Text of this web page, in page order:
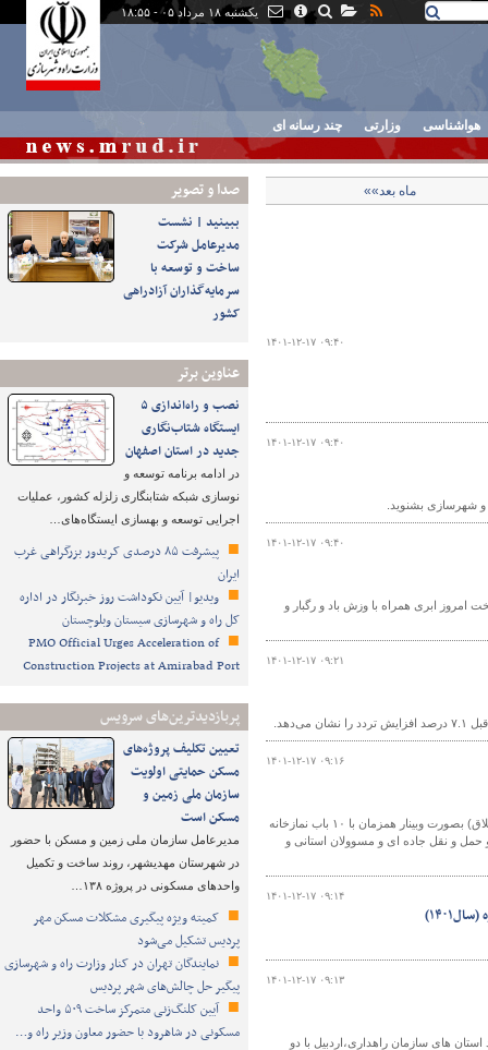
یکشنبه ۱۸ مرداد ۰۵ - ۱۸:۵۵
هواشناسی وزارتی چند رسانه ای
صدا و تصوير
ببینید | نشست
مدیرعامل شرکت
ساخت و توسعه با
سرمایه‌گذاران آزادراهی
کشور
عناوین برتر
نصب و راه‌اندازی ۵
ایستگاه شتاب‌نگاری
جدید در استان اصفهان
در ادامه برنامه توسعه و
نوسازی شبکه شتابنگاری زلزله کشور، عملیات
اجرایی توسعه و بهسازی ایستگاه‌های…
پیشرفت ۸۵ درصدی کریدور بزرگراهی غرب
ایران
ویدیو| آیین نکوداشت روز خبرنگار در اداره
کل راه و شهرسازی سیستان وبلوچستان
PMO Official Urges Acceleration of
Construction Projects at Amirabad Port
پربازدیدترین‌های سرویس
تعیین تکلیف پروژه‌های
مسکن حمایتی اولویت
سازمان ملی زمین و
مسکن است
مدیرعامل سازمان ملی زمین و مسکن با حضور
در شهرستان مهدیشهر، روند ساخت و تکمیل
واحدهای مسکونی در پروژه ۱۳۸…
کمیته ویژه پیگیری مشکلات مسکن مهر
پردیس تشکیل می‌شود
نمایندگان تهران در کنار وزارت راه و شهرسازی
پیگیر حل چالش‌های شهر پردیس
آیین کلنگ‌زنی متمرکز ساخت ۵۰۹ واحد
مسکونی در شاهرود با حضور معاون وزیر راه و…
ماه بعد»»
۱۴۰۱-۱۲-۱۷ ۰۹:۴۰
۱۴۰۱-۱۲-۱۷ ۰۹:۴۰
و شهرسازی بشنوید.
۱۴۰۱-۱۲-۱۷ ۰۹:۴۰
ابری همراه با وزش باد و رگبار و
۱۴۰۱-۱۲-۱۷ ۰۹:۲۱
۱۴۰۱-۱۲-۱۷ ۰۹:۱۶
آیین بهره برداری از نمازخانه بین راهی محور ترانزیتی و شریانی آزادشهر-شاهرود(خوش ییلاق) بصورت وبینار همزمان با ۱۰ باب نمازخانه
حمل و نقل جاده ای و مسوولان استانی و
۱۴۰۱-۱۲-۱۷ ۰۹:۱۴
۱۴۰۱-۱۲-۱۷ ۰۹:۱۳
های سازمان راهداری،اردبیل با دو